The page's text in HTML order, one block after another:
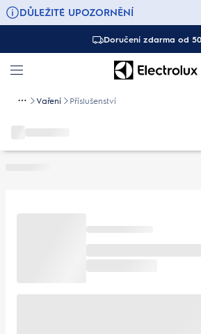
DŮLEŽITÉ UPOZORNĚNÍ
Doručení zdarma od
Vaření Příslušenství